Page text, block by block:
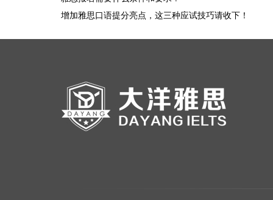
增加雅思口语提分亮点，这三种应试技巧请收下！